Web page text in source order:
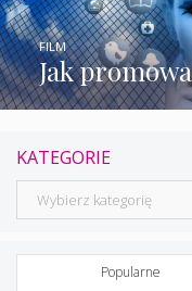
Jak
FILM
KATEGORIE
Kategorie
Popularne